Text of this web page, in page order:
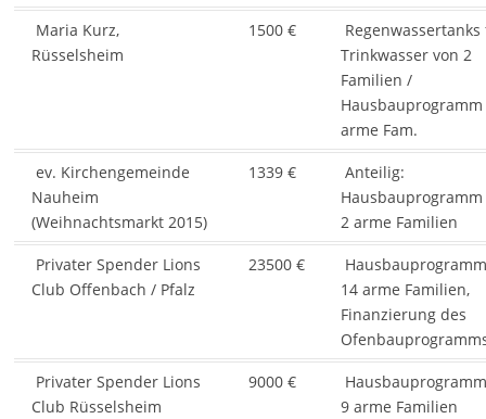
Maria Kurz,
Rüsselsheim
1500 €
Trinkwasser von 2
Familien /
Hausbauprogramm
arme Fam.
ev. Kirchengemeinde
Nauheim
(Weihnachtsmarkt 2015)
1339 €
Anteilig:
2 arme Familien
Privater Spender Lions
Club Offenbach / Pfalz
23500 €
14 arme Familien,
Finanzierung des
Privater Spender Lions
Club Rüsselsheim
9000 €
9 arme Familien